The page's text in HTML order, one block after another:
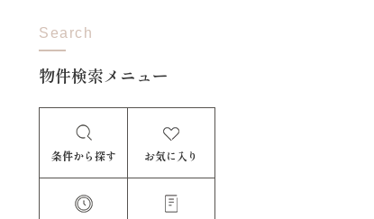
Search
物件検索メニュー
条件から探す お気に入り